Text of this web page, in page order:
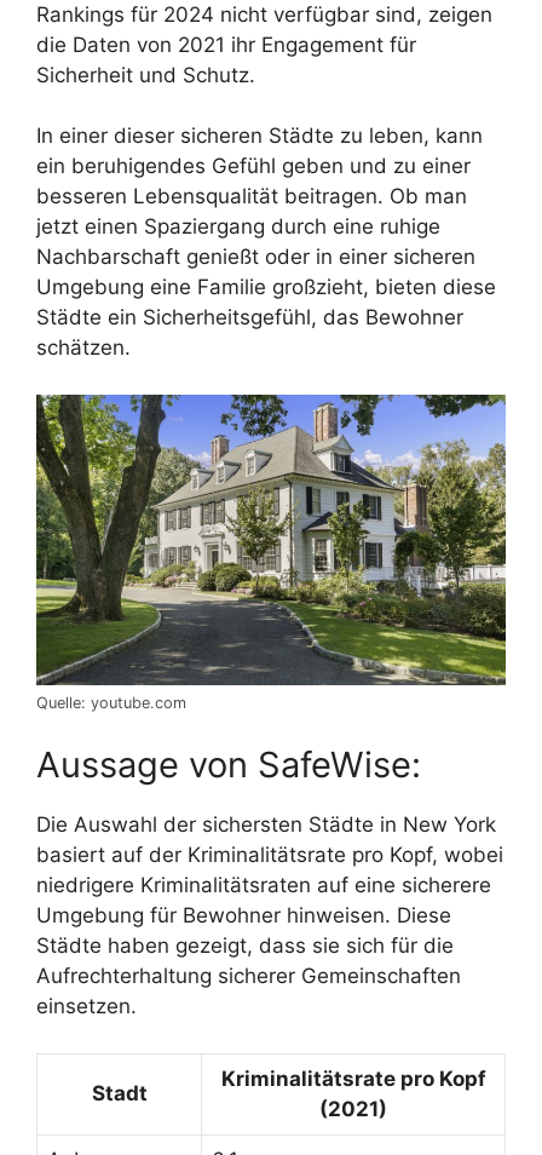
Rankings für 2024 nicht verfügbar sind, zeigen
die Daten von 2021 ihr Engagement für
Sicherheit und Schutz.
In einer dieser sicheren Städte zu leben, kann
ein beruhigendes Gefühl geben und zu einer
besseren Lebensqualität beitragen. Ob man
jetzt einen Spaziergang durch eine ruhige
Nachbarschaft genießt oder in einer sicheren
Umgebung eine Familie großzieht, bieten diese
Städte ein Sicherheitsgefühl, das Bewohner
schätzen.
Quelle: youtube.com
Aussage von SafeWise:
Die Auswahl der sichersten Städte in New York
basiert auf der Kriminalitätsrate pro Kopf, wobei
niedrigere Kriminalitätsraten auf eine sicherere
Umgebung für Bewohner hinweisen. Diese
Städte haben gezeigt, dass sie sich für die
Aufrechterhaltung sicherer Gemeinschaften
einsetzen.
Stadt
Kriminalitätsrate pro Kopf
(2021)